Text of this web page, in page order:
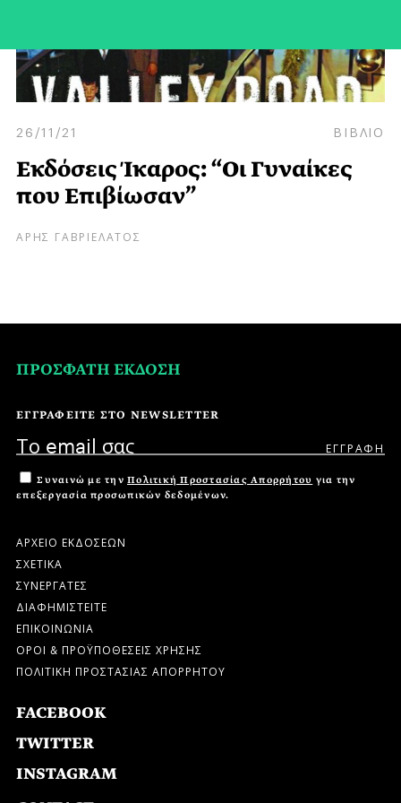
26/11/21 ΒΙΒΛΙΟ
Εκδόσεις Ίκαρος: “Οι Γυναίκες
που Επιβίωσαν”
ΑΡΗΣ ΓΑΒΡΙΕΛΑΤΟΣ
ΠΡΟΣΦΑΤΗ ΕΚΔΟΣΗ
ΕΓΓΡΑΦΕΙΤΕ ΣΤΟ NEWSLETTER
Συναινώ με την Πολιτική Προστασίας Απορρήτου για την
επεξεργασία προσωπικών δεδομένων.
ΑΡΧΕΙΟ ΕΚΔΟΣΕΩΝ
ΣΧΕΤΙΚΑ
ΣΥΝΕΡΓΑΤΕΣ
ΔΙΑΦΗΜΙΣΤΕΙΤΕ
ΕΠΙΚΟΙΝΩΝΙΑ
ΟΡΟΙ & ΠΡΟΫΠΟΘΕΣΕΙΣ ΧΡΗΣΗΣ
ΠΟΛΙΤΙΚΗ ΠΡΟΣΤΑΣΙΑΣ ΑΠΟΡΡΗΤΟΥ
FACEBOOK
TWITTER
INSTAGRAM